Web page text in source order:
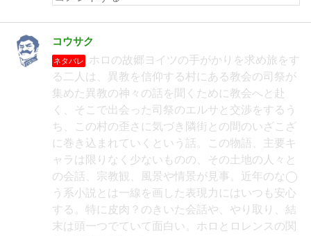
コウサク
ネタバレ
ホロの故郷ヨイツの手がかりを求め旅をす
る二人は、異教を信仰する村にある教会の司祭が
集めた異教の神々の話を聞くために教会へと赴
く、そこで出会った司祭のエルサと交渉をするう
ち、この村の歪さに気づき隣街との間のいざこざ
に巻き込まれていくという話。この物語、主要キ
ャラは限りなく少ないものの、その土地の人々と
の会話、宗教観、風景や情景が見事。近年のな◯
う系小説とは一線を画した表現力にはいつも安心
する。特に皮肉？のきいた会話や、やり取り、結
末は頭一つでていて面白い。ホロとロレンスの関